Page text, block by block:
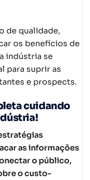
de qualidade,
os benefícios de
indústria se
para suprir as
e prospects.
cuidando
as informações
o público,
o custo-